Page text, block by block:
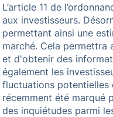
L’article 11 de
aux investisseurs.
permettant ainsi une
marché. Cela permettra
et d'obtenir des
également les
fluctuations potentielles
récemment été marqué
des inquiétudes parmi